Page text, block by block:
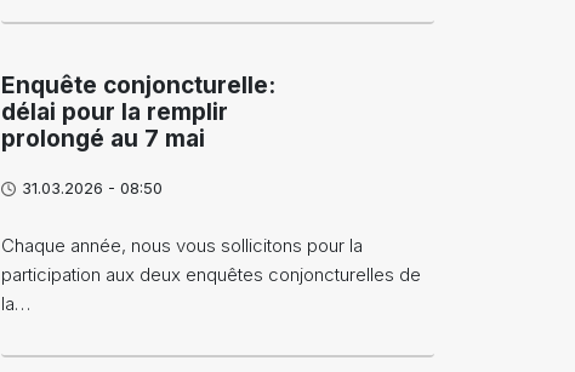
Enquête conjoncturelle:
délai pour la remplir
prolongé au 7 mai
31.03.2026 - 08:50
Chaque année, nous vous sollicitons pour la
participation aux deux enquêtes conjoncturelles de
la…